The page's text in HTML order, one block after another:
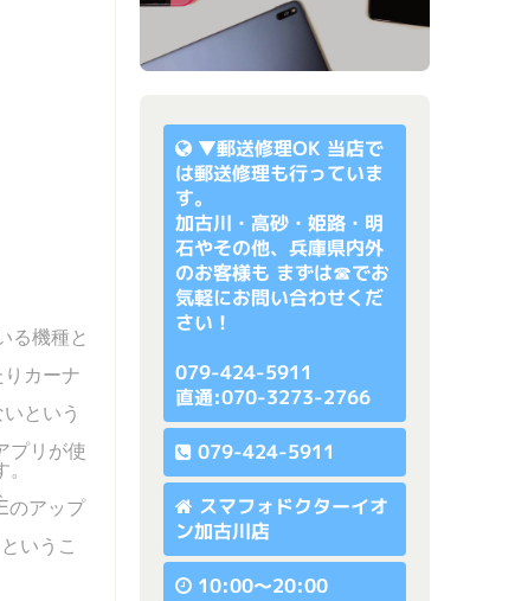
る機種と
カーナ
という
プリが使
のアップ
いうこ
▼郵送修理OK 当店で
は郵送修理も行っていま
す。
加古川・高砂・姫路・明
石やその他、兵庫県内外
のお客様も まずは☎でお
気軽にお問い合わせくだ
さい！
079-424-5911
直通:070-3273-2766
079-424-5911
スマフォドクターイオ
ン加古川店
10:00〜20:00